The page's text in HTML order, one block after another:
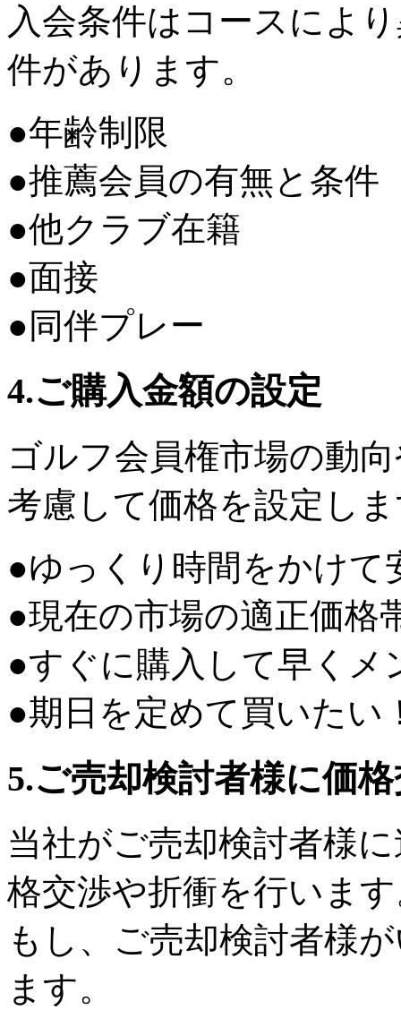
入会条件はコースによ
件があります。
●年齢制限
●推薦会員の有無と条件
●他クラブ在籍
●面接
●同伴プレー
4.ご購入金額の設定
ゴルフ会員権市場の動
考慮して価格を設定し
●ゆっくり時間をかけて
●現在の市場の適正価格
●すぐに購入して早く
●期日を定めて買いたい
5.ご売却検討者様に価
当社がご売却検討者様
格交渉や折衝を行いま
もし、ご売却検討者様
ます。